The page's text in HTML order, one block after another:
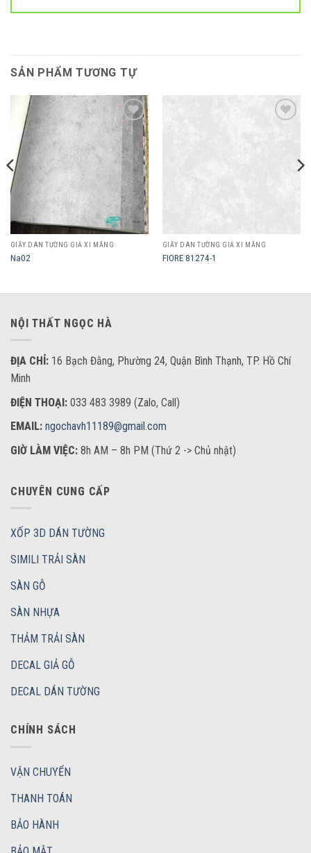
SẢN PHẨM TƯƠNG TỰ
Add to
wishlist
GIẤY DÁN TƯỜNG GIẢ XI MĂNG
Na02
GIẤY DÁN TƯỜNG GIẢ XI MĂNG
FIORE 81274-1
NỘI THẤT NGỌC HÀ
ĐỊA CHỈ: 16 Bạch Đằng, Phường 24, Quận Bình Thạnh, TP. Hồ Chí
Minh
ĐIỆN THOẠI: 033 483 3989 (Zalo, Call)
EMAIL: ngochavh11189@gmail.com
GIỜ LÀM VIỆC: 8h AM – 8h PM (Thứ 2 -> Chủ nhật)
CHUYÊN CUNG CẤP
XỐP 3D DÁN TƯỜNG
SIMILI TRẢI SÀN
SÀN GỖ
SÀN NHỰA
THẢM TRẢI SÀN
DECAL GIẢ GỖ
DECAL DÁN TƯỜNG
CHÍNH SÁCH
VẬN CHUYỂN
THANH TOÁN
BẢO HÀNH